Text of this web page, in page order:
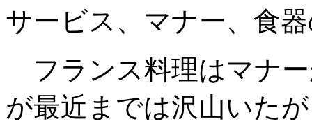
サービス、マナー、食
フランス料理はマナ
が最近までは沢山いた